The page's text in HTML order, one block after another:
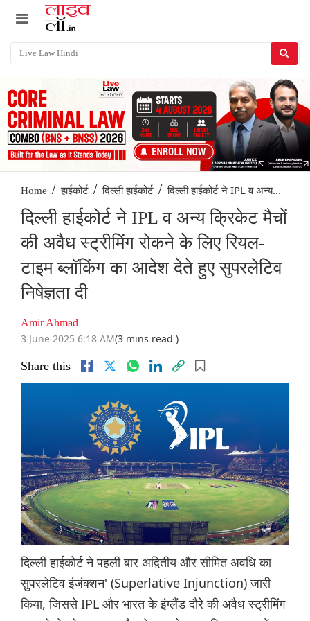
Home / हाईकोर्ट / दिल्ली हाईकोर्ट / दिल्ली हाईकोर्ट ने IPL व अन्य...
दिल्ली हाईकोर्ट ने IPL व अन्य क्रिकेट मैचों
की अवैध स्ट्रीमिंग रोकने के लिए रियल-
टाइम ब्लॉकिंग का आदेश देते हुए सुपरलेटिव
निषेज्ञता दी
Amir Ahmad
3 June 2025 6:18 AM(3 mins read )
Share this
दिल्ली हाईकोर्ट ने पहली बार अद्वितीय और सीमित अवधि का
सुपरलेटिव इंजंक्शन' (Superlative Injunction) जारी
किया, जिससे IPL और भारत के इंग्लैंड दौरे की अवैध स्ट्रीमिंग